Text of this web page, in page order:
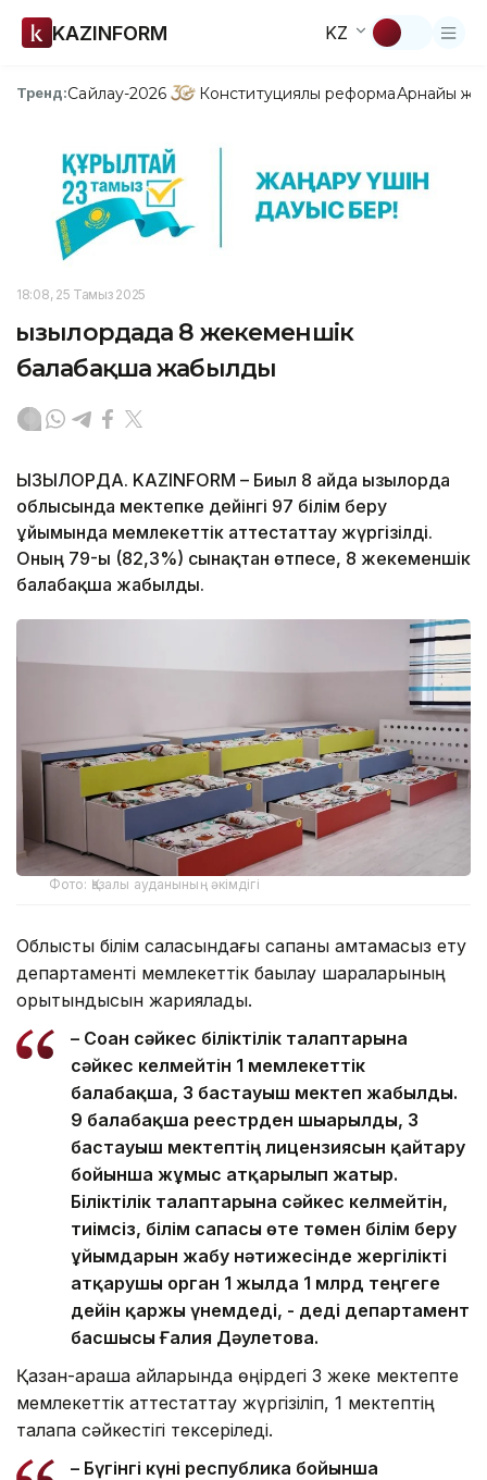
KAZINFORM KZ
Тренд:Сайлау-2026 Конституциялық реформаАрнайы
18:08, 25 Тамыз 2025
Қызылордада 8 жекеменшік
балабақша жабылды
ҚЫЗЫЛОРДА. KAZINFORM – Биыл 8 айда Қызылорда
облысында мектепке дейінгі 97 білім беру
ұйымында мемлекеттік аттестаттау жүргізілді.
Оның 79-ы (82,3%) сынақтан өтпесе, 8 жекеменшік
балабақша жабылды.
Фото: Қазалы ауданының әкімдігі
Облыстық білім саласындағы сапаны қамтамасыз ету
департаменті мемлекеттік бақылау шараларының
қорытындысын жариялады.
– Соған сәйкес біліктілік талаптарына
сәйкес келмейтін 1 мемлекеттік
балабақша, 3 бастауыш мектеп жабылды.
9 балабақша реестрден шығарылды, 3
бастауыш мектептің лицензиясын қайтару
бойынша жұмыс атқарылып жатыр.
Біліктілік талаптарына сәйкес келмейтін,
тиімсіз, білім сапасы өте төмен білім беру
ұйымдарын жабу нәтижесінде жергілікті
атқарушы орган 1 жылда 1 млрд теңгеге
дейін қаржы үнемдеді, - деді департамент
басшысы Ғалия Дәулетова.
Қазан-қараша айларында өңірдегі 3 жеке мектепте
мемлекеттік аттестаттау жүргізіліп, 1 мектептің
талапқа сәйкестігі тексеріледі.
– Бүгінгі күні республика бойынша